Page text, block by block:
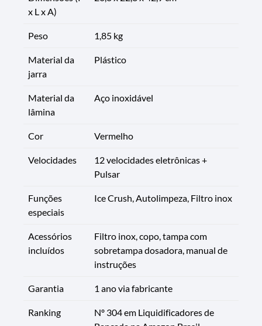
x L x A)
Peso 1,85 kg
Material da
jarra
Plástico
Material da
lâmina
Aço inoxidável
Cor Vermelho
Velocidades
12 velocidades eletrônicas +
Pulsar
Funções
especiais
Ice Crush, Autolimpeza, Filtro inox
Acessórios
incluídos
Filtro inox, copo, tampa com
sobretampa dosadora, manual de
instruções
Garantia 1 ano via fabricante
Ranking
Nº 304 em Liquidificadores de